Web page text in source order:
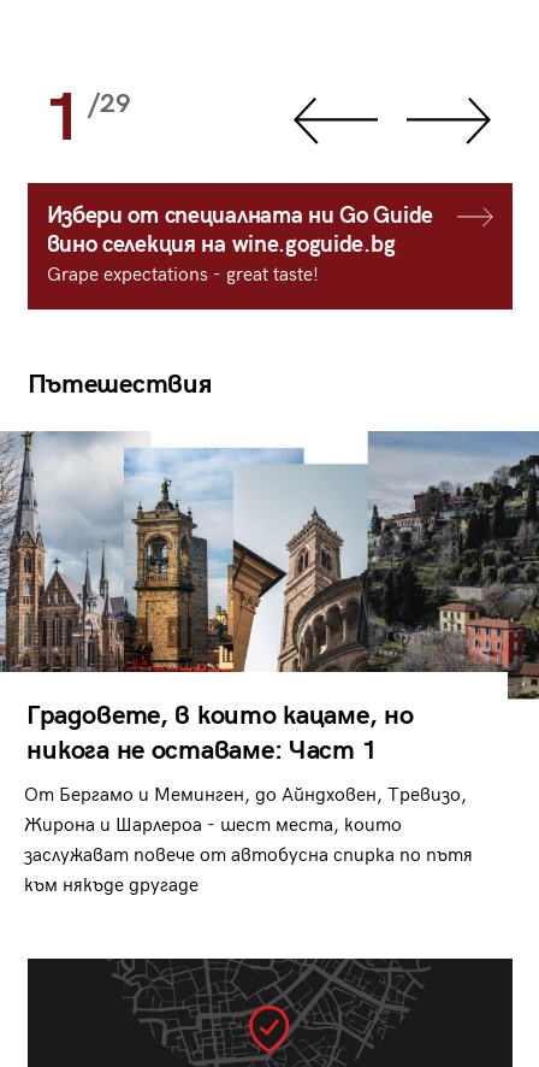
1 /29
Избери от специалната ни Go Guide
вино селекция на wine.goguide.bg
Grape expectations - great taste!
Пътешествия
Градовете, в които кацаме, но
никога не оставаме: Част 1
От Бергамо и Меминген, до Айндховен, Тревизо,
Жирона и Шарлероа - шест места, които
заслужават повече от автобусна спирка по пътя
към някъде другаде